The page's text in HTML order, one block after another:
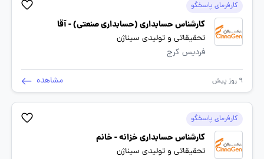
کارفرمای پاسخگو
کارشناس حسابداری (حسابداری صنعتی) - آقا
تحقیقاتی و تولیدی سیناژن
فردیس کرج
9 روز پیش مشاهده
کارفرمای پاسخگو
کارشناس حسابداری خزانه - خانم
تحقیقاتی و تولیدی سیناژن